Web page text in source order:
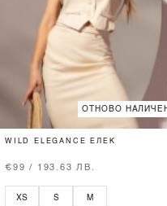
ОТНОВО
WILD ELEGANCE ЕЛЕК
€99 / 193.63 ЛВ.
XS S M